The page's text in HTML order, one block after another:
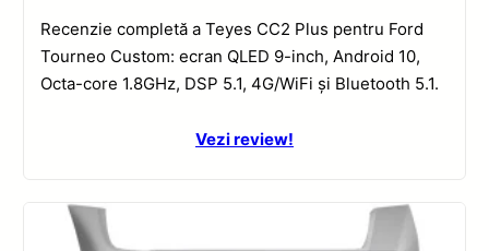
Recenzie completă a Teyes CC2 Plus pentru Ford
Tourneo Custom: ecran QLED 9-inch, Android 10,
Octa-core 1.8GHz, DSP 5.1, 4G/WiFi și Bluetooth 5.1.
Vezi review!